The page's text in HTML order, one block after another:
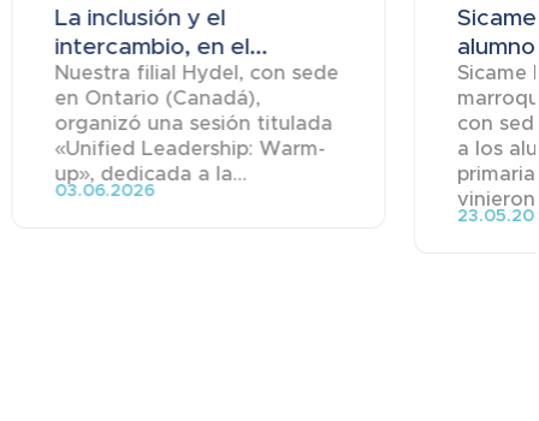
La inclusión y el
intercambio, en el...
Nuestra filial Hydel, con sede
en Ontario (Canadá),
organizó una sesión titulada
«Unified Leadership: Warm-
up», dedicada a la...
03.06.2026
Sicame
con
a los
vinieron